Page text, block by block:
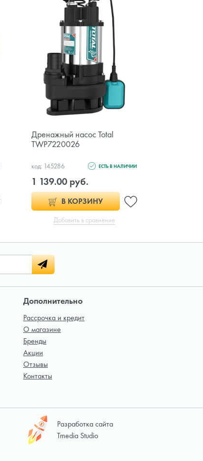
Дренажный насос Total
TWP7220026
код: 145286 ЕСТЬ В НАЛИЧИИ
1 139.00 руб.
В КОРЗИНУ
Добавить в сравнение
Дополнительно
Рассрочка и кредит
О магазине
Бренды
Акции
Отзывы
Контакты
Разработка сайта
Tmedia Studio